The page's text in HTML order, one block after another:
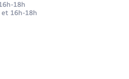
18h
16h-18h